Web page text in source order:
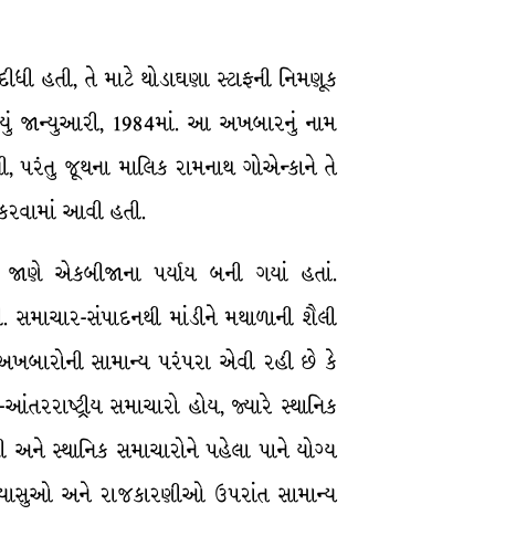
હતી, તે માટે થોડાઘણા સ્ટાફની નિમણૂક
જાન્યુઆરી, 1984માં. આ અખબારનું નામ
પરંતુ જૂથના માલિક રામનાથ ગોએન્કાને તે
આવી હતી.
એકબીજાના પર્યાય બની ગયાં હતાં.
સંપાદનથી માંડીને મથાળાની શૈલી
સામાન્ય પરંપરા એવી રહી છે કે
સમાચારો હોય, જ્યારે સ્થાનિક
સ્થાનિક સમાચારોને પહેલા પાને યોગ્ય
અને રાજકારણીઓ ઉપરાંત સામાન્ય